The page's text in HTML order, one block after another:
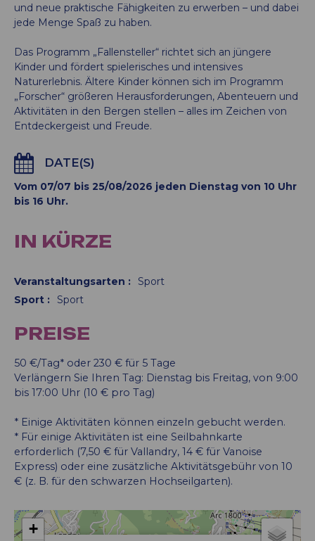
und neue praktische Fähigkeiten zu erwerben – und dabei
jede Menge Spaß zu haben.
Das Programm „Fallensteller“ richtet sich an jüngere
Kinder und fördert spielerisches und intensives
Naturerlebnis. Ältere Kinder können sich im Programm
„Forscher“ größeren Herausforderungen, Abenteuern und
Aktivitäten in den Bergen stellen – alles im Zeichen von
Entdeckergeist und Freude.
DATE(S)
Vom 07/07 bis 25/08/2026 jeden Dienstag von 10 Uhr
bis 16 Uhr.
IN KÜRZE
Veranstaltungsarten :
Sport
Sport : Sport
PREISE
50 €/Tag* oder 230 € für 5 Tage
Verlängern Sie Ihren Tag: Dienstag bis Freitag, von 9:00
bis 17:00 Uhr (10 € pro Tag)
* Einige Aktivitäten können einzeln gebucht werden.
* Für einige Aktivitäten ist eine Seilbahnkarte
erforderlich (7,50 € für Vallandry, 14 € für Vanoise
Express) oder eine zusätzliche Aktivitätsgebühr von 10
€ (z. B. für den schwarzen Hochseilgarten).
+